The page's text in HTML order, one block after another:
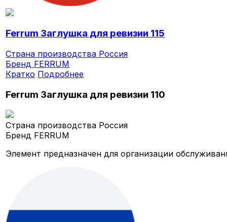
Ferrum Заглушка для ревизии 115
Страна производства Россия
Бренд FERRUM
Кратко Подробнее
Ferrum Заглушка для ревизии 110
Страна производства Россия
Бренд FERRUM
Элемент предназначен для организации